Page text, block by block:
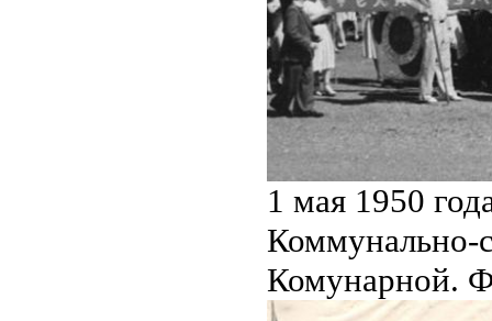
1 мая 1950
Коммунально-
Комунарной.